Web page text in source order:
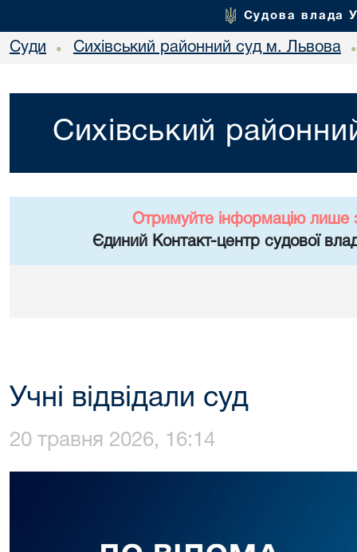
Судова влада
Суди • Сихівський районний суд м. Львова
Сихівський
Отримуйте інформацію лише
Єдиний Контакт-центр судової
Учні відвідали суд
20 травня 2026, 16:14